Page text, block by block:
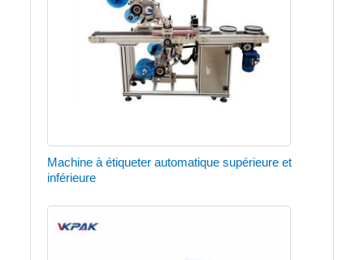
Machine à étiqueter automatique supérieure et
inférieure